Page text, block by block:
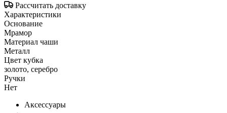
Рассчитать доставку
Характеристики
Основание
Мрамор
Материал чаши
Металл
Цвет кубка
золото, серебро
Ручки
Нет
Аксессуары